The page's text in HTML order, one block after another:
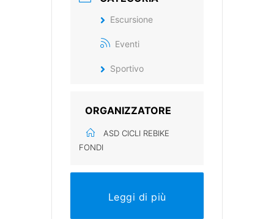
Escursione
Eventi
Sportivo
ORGANIZZATORE
ASD CICLI REBIKE
FONDI
Leggi di più